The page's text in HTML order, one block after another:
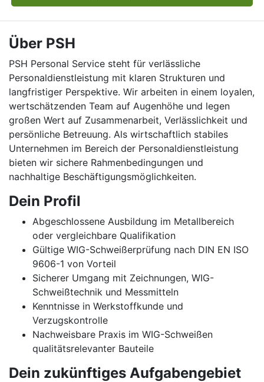
Über PSH
PSH Personal Service steht für verlässliche
Personaldienstleistung mit klaren Strukturen und
langfristiger Perspektive. Wir arbeiten in einem loyalen,
wertschätzenden Team auf Augenhöhe und legen
großen Wert auf Zusammenarbeit, Verlässlichkeit und
persönliche Betreuung. Als wirtschaftlich stabiles
Unternehmen im Bereich der Personaldienstleistung
bieten wir sichere Rahmenbedingungen und
nachhaltige Beschäftigungsmöglichkeiten.
Dein Profil
Abgeschlossene Ausbildung im Metallbereich
oder vergleichbare Qualifikation
Gültige WIG-Schweißerprüfung nach DIN EN ISO
9606-1 von Vorteil
Sicherer Umgang mit Zeichnungen, WIG-
Schweißtechnik und Messmitteln
Kenntnisse in Werkstoffkunde und
Verzugskontrolle
Nachweisbare Praxis im WIG-Schweißen
qualitätsrelevanter Bauteile
Dein zukünftiges Aufgabengebiet